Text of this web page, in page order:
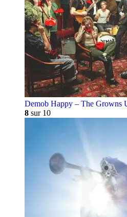
Demob Happy – The Growns
8 sur 10